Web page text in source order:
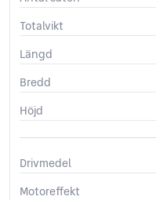
Totalvikt
Längd
Bredd
Höjd
Drivmedel
Motoreffekt